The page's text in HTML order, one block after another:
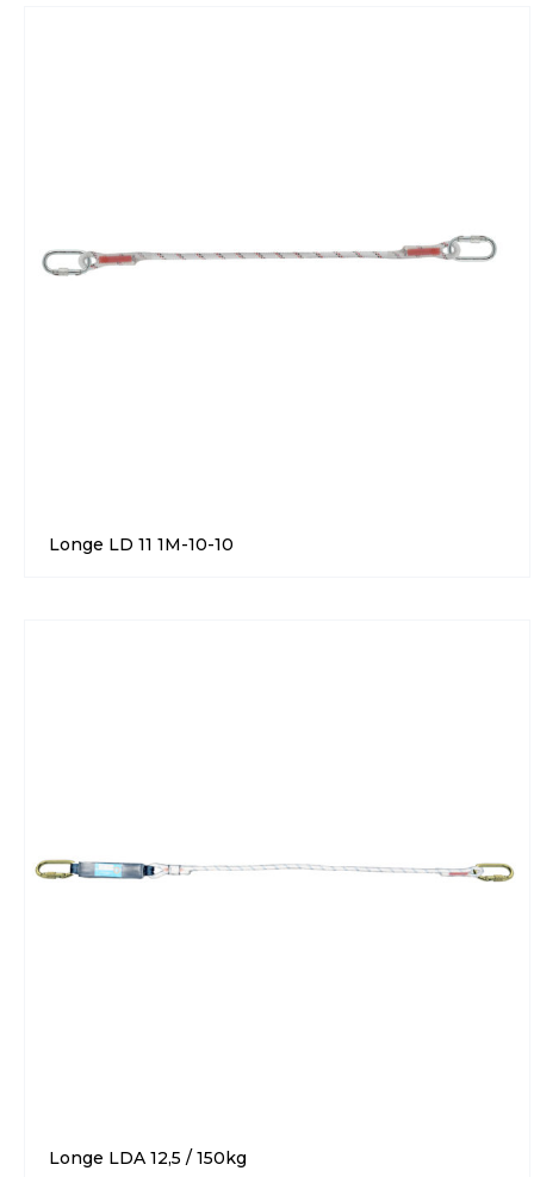
Longe LD 11 1M-10-10
Longe LDA 12,5 / 150kg